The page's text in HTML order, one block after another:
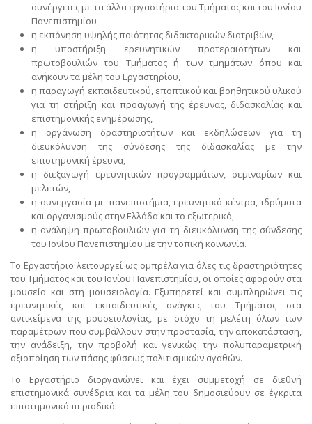
συνέργειες με τα άλλα εργαστήρια του Τμήματος και του Ιονίου
Πανεπιστημίου
η εκπόνηση υψηλής ποιότητας διδακτορικών διατριβών,
η υποστήριξη ερευνητικών προτεραιοτήτων και
πρωτοβουλιών του Τμήματος ή των τμημάτων όπου και
ανήκουν τα μέλη του Εργαστηρίου,
η παραγωγή εκπαιδευτικού, εποπτικού και βοηθητικού υλικού
για τη στήριξη και προαγωγή της έρευνας, διδασκαλίας και
επιστημονικής ενημέρωσης,
η οργάνωση δραστηριοτήτων και εκδηλώσεων για τη
διευκόλυνση της σύνδεσης της διδασκαλίας με την
επιστημονική έρευνα,
η διεξαγωγή ερευνητικών προγραμμάτων, σεμιναρίων και
μελετών,
η συνεργασία με πανεπιστήμια, ερευνητικά κέντρα, ιδρύματα
και οργανισμούς στην Ελλάδα και το εξωτερικό,
η ανάληψη πρωτοβουλιών για τη διευκόλυνση της σύνδεσης
του Ιονίου Πανεπιστημίου με την τοπική κοινωνία.
Το Εργαστήριο λειτουργεί ως ομπρέλα για όλες τις δραστηριότητες
του Τμήματος και του Ιονίου Πανεπιστημίου, οι οποίες αφορούν στα
μουσεία και στη μουσειολογία. Εξυπηρετεί και συμπληρώνει τις
ερευνητικές και εκπαιδευτικές ανάγκες του Τμήματος στα
αντικείμενα της μουσειολογίας, με στόχο τη μελέτη όλων των
παραμέτρων που συμβάλλουν στην προστασία, την αποκατάσταση,
την ανάδειξη, την προβολή και γενικώς την πολυπαραμετρική
αξιοποίηση των πάσης φύσεως πολιτισμικών αγαθών.
Το Εργαστήριο διοργανώνει και έχει συμμετοχή σε διεθνή
επιστημονικά συνέδρια και τα μέλη του δημοσιεύουν σε έγκριτα
επιστημονικά περιοδικά.